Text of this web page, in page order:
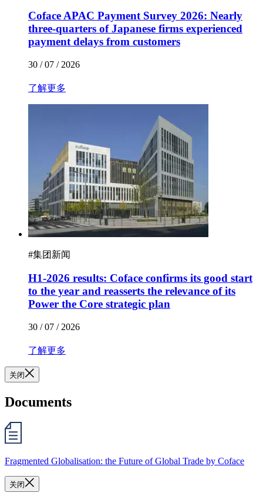
Coface APAC Payment Survey 2026: Nearly
three-quarters of Japanese firms experienced
payment delays from customers
30 / 07 / 2026
了解更多
#集团新闻
H1-2026 results: Coface confirms its good start
to the year and reasserts the relevance of its
Power the Core strategic plan
30 / 07 / 2026
了解更多
关闭
Documents
Fragmented Globalisation: the Future of Global Trade by Coface
关闭